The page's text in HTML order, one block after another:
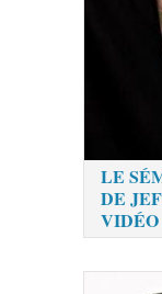
LE
DE
VIDÉO